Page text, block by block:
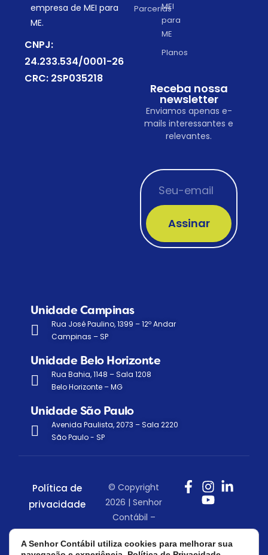
empresa de MEI para
ME.
CNPJ:
24.233.534/0001-26
CRC: 2SP035218
Parcerias
MEI
para
ME
Planos
Receba nossa
newsletter
Enviamos apenas e-
mails interessantes e
relevantes.
Assinar
Unidade Campinas
Rua José Paulino, 1399 – 12º Andar
Campinas – SP
Unidade Belo Horizonte
Rua Bahia, 1148 – Sala 1208
Belo Horizonte – MG
Unidade São Paulo
Avenida Paulista, 2073 – Sala 2220
São Paulo - SP
Política de
privacidade
© Copyright
2026 | Senhor
Contábil –
Todos os
direitos
A Senhor Contábil utiliza cookies para melhorar sua